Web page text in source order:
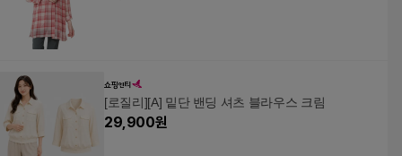
[로질리][A] 밑단 밴딩 셔츠 블라우스 크림
29,900원